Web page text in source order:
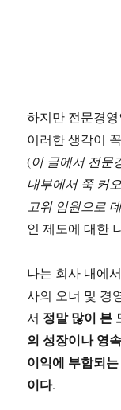
하지만 전문경
이러한 생각이
(이 글에서 전문
내부에서 쭉 커
고위 임원으로
인 제도에 대한
나는 회사 내에
사의 오너 및 경
서 정말 많이 본
의 성장이나 영
이익에 부합되
이다.